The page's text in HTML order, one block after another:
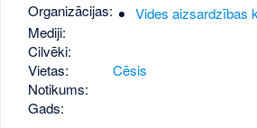
Organizācijas:
Vides aizsardzības
Mediji:
Cilvēki:
Vietas:
Cēsis
Notikums:
Gads: